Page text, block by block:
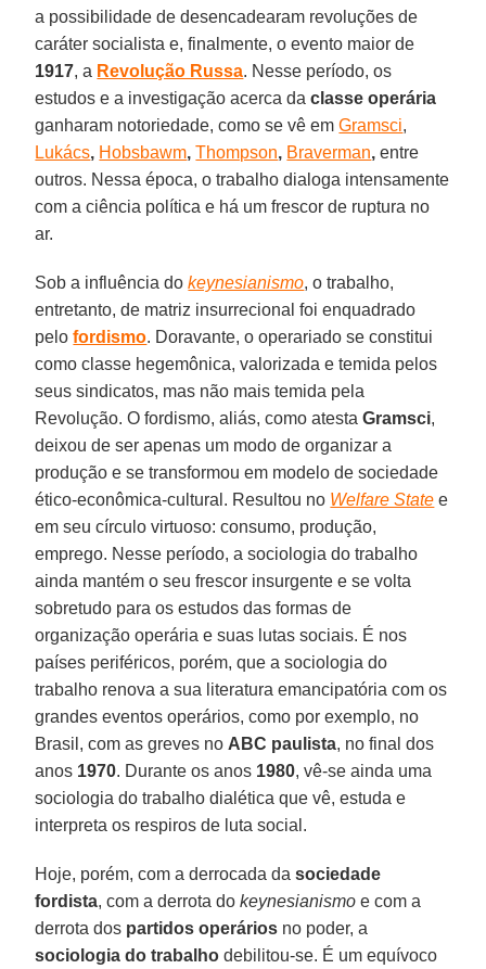
a possibilidade de desencadearam revoluções de
caráter socialista e, finalmente, o evento maior de
1917, a Revolução Russa. Nesse período, os
estudos e a investigação acerca daclasse operária
ganharam notoriedade, como se vê emGramsci,
Lukács, Hobsbawm,Thompson, Braverman, entre
outros. Nessa época, o trabalho dialoga intensamente
com a ciência política e há um frescor de ruptura no
ar.
Sob a influência dokeynesianismo, o trabalho,
entretanto, de matriz insurrecional foi enquadrado
pelofordismo. Doravante, o operariado se constitui
como classe hegemônica, valorizada e temida pelos
seus sindicatos, mas não mais temida pela
Revolução. O fordismo, aliás, como atestaGramsci,
deixou de ser apenas um modo de organizar a
produção e se transformou em modelo de sociedade
ético-econômica-cultural. Resultou no Welfare State e
em seu círculo virtuoso: consumo, produção,
emprego. Nesse período, a sociologia do trabalho
ainda mantém o seu frescor insurgente e se volta
sobretudo para os estudos das formas de
organização operária e suas lutas sociais. É nos
países periféricos, porém, que a sociologia do
trabalho renova a sua literatura emancipatória com os
grandes eventos operários, como por exemplo, no
Brasil, com as greves no ABC paulista, no final dos
anos 1970. Durante os anos 1980, vê-se ainda uma
sociologia do trabalho dialética que vê, estuda e
interpreta os respiros de luta social.
Hoje, porém, com a derrocada dasociedade
fordista, com a derrota dokeynesianismo e com a
derrota dos partidos operários no poder, a
sociologia do trabalho debilitou-se. É um equívoco